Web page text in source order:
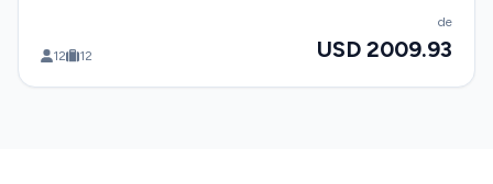
12 12
de
USD 2009.93